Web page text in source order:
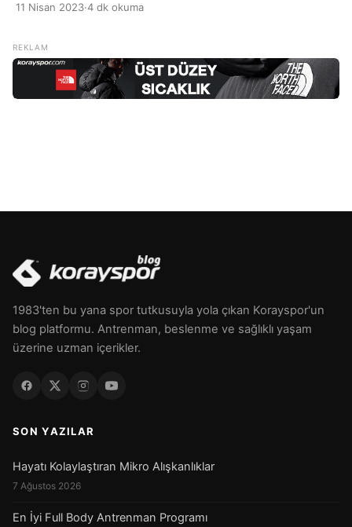
ünlülerin zayıf kalmak için uyguladıkları sıkı diyetler halk
arasında popüler hale gelmişti. […]
11 Nisan 2023·4 dk okuma
1983'ten bu yana spor tutkusuyla yola çıkan Korayspor'un
blog platformu. Antrenman, beslenme ve sağlıklı yaşam
üzerine uzman içerikler.
SON YAZILAR
Hayatı Kolaylaştıran Mikro Alışkanlıklar
7 Ağustos 2026
En İyi Full Body Antrenman Programı